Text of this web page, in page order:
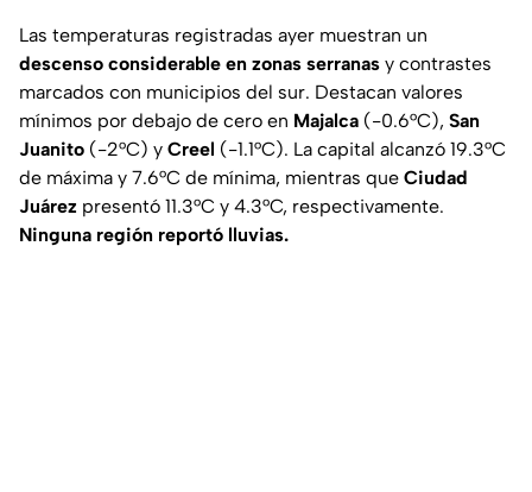
Las temperaturas registradas ayer muestran un
descenso considerable en zonas serranas y contrastes
marcados con municipios del sur. Destacan valores
mínimos por debajo de cero en Majalca (-0.6°C), San
Juanito (-2°C) y Creel (-1.1°C). La capital alcanzó 19.3°C
de máxima y 7.6°C de mínima, mientras que Ciudad
Juárez presentó 11.3°C y 4.3°C, respectivamente.
Ninguna región reportó lluvias.